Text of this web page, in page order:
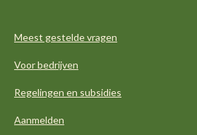
Meest gestelde vragen
Voor bedrijven
Regelingen en subsidies
Aanmelden